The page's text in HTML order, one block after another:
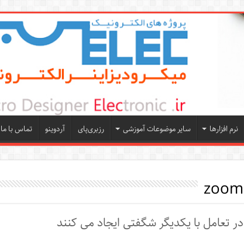
نرم افزارها سایر موضوعات آموزشی رزبری‌پای آردوینو تماس با ما